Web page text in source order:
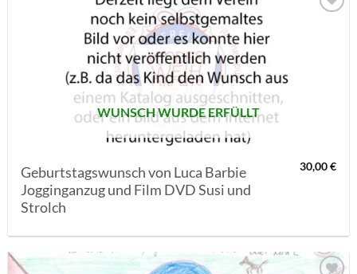
WUNSCH WURDE ERFÜLLT
Geburtstagswunsch von Luca Barbie
Jogginganzug und Film DVD Susi und
Strolch
30,00€